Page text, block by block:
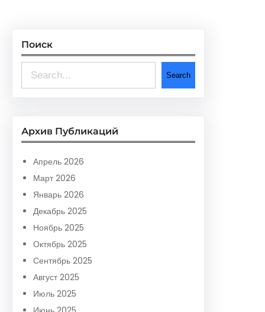
Поиск
e
r
c
h
Search
Архив Публикаций
Апрель 2026
Март 2026
Январь 2026
Декабрь 2025
Ноябрь 2025
Октябрь 2025
Сентябрь 2025
Август 2025
Июль 2025